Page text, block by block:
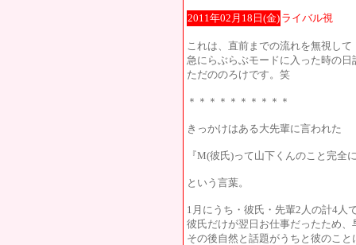
2011年02月18日(金) ライバル視
これは、直前までの流れを無視して
急にらぶらぶモードに入った時の日
ただののろけです。笑
＊＊＊＊＊＊＊＊＊＊
きっかけはある大先輩に言われた
『M(彼氏)って山下くんのこと完全
という言葉。
1月にうち・彼氏・先輩2人の計4人
彼氏だけが翌日お仕事だったため、
その後自然と話題がうちと彼のこ